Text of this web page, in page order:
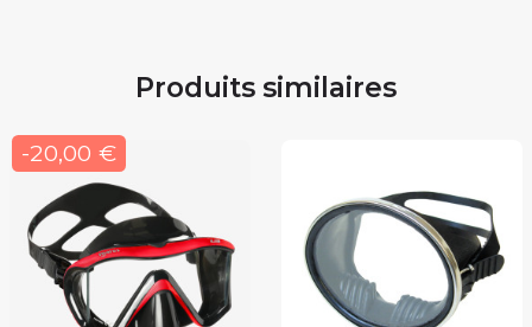
Produits similaires
-20,00 €